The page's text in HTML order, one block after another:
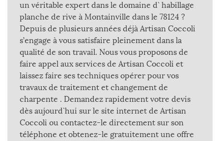
un véritable expert dans le domaine d` habillage
planche de rive à Montainville dans le 78124 ?
Depuis de plusieurs années déjà Artisan Coccoli
s’engage à vous satisfaire pleinement dans la
qualité de son travail. Nous vous proposons de
faire appel aux services de Artisan Coccoli et
laissez faire ses techniques opérer pour vos
travaux de traitement et changement de
charpente . Demandez rapidement votre devis
dès aujourd`hui sur le site internet de Artisan
Coccoli ou contactez-le directement sur son
téléphone et obtenez-le gratuitement une offre